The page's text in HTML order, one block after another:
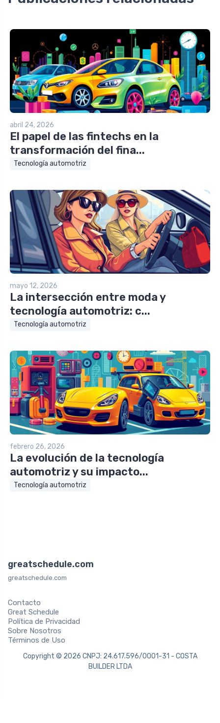
abril 24, 2026
El papel de las fintechs en la
transformación del fina...
Tecnología automotriz
mayo 12, 2026
La intersección entre moda y
tecnología automotriz: c...
Tecnología automotriz
febrero 26, 2026
La evolución de la tecnología
automotriz y su impacto...
Tecnología automotriz
greatschedule.com
greatschedule.com
Contacto
Great Schedule
Política de Privacidad
Sobre Nosotros
Términos de Uso
Copyright © 2026 CNPJ: 24.617.596/0001-31 - COSTA
BUILDER LTDA